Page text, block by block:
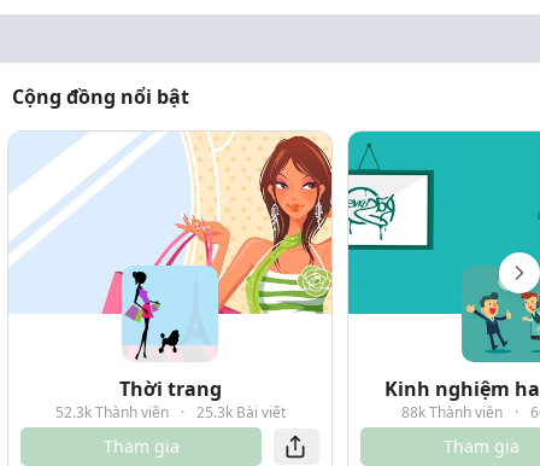
Cộng đồng nổi bật
Thời trang
52.3k Thành viên · 25.3k Bài viết
Tham gia
Kinh nghiệm
88k Thành viên ·
Tham gia